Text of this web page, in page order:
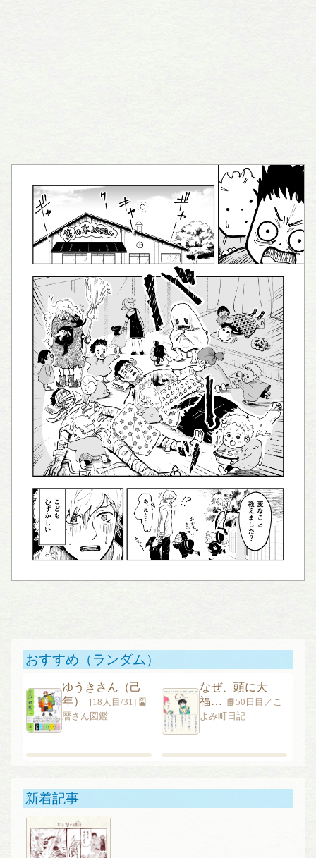
おすすめ（ランダム）
ゆうきさん（己
年）
[18人目/31] 🎴
暦さん図鑑
なぜ、頭に大
福… 📙50日目／こ
よみ町日記
新着記事